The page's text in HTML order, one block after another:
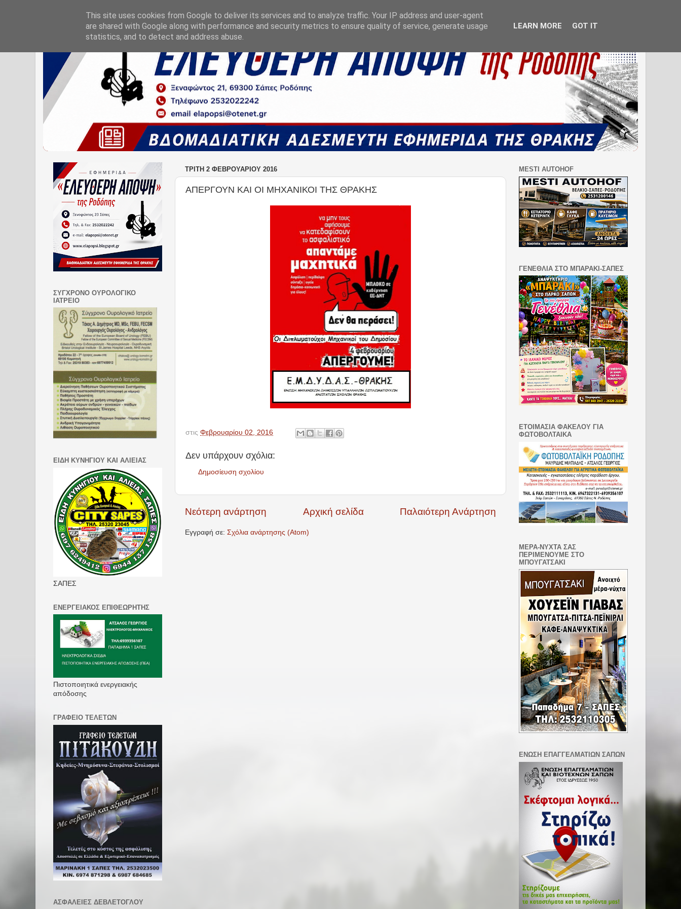
ΤΡΊΤΗ 2 ΦΕΒΡΟΥΑΡΊΟΥ 2016
ΑΠΕΡΓΟΥΝ ΚΑΙ ΟΙ ΜΗΧΑΝΙΚΟΙ ΤΗΣ ΘΡΑΚΗΣ
στις Φεβρουαρίου 02, 2016
Δεν υπάρχουν σχόλια:
Δημοσίευση σχολίου
Νεότερη ανάρτηση Παλαιότερη Ανάρτηση
Αρχική σελίδα
Εγγραφή σε: Σχόλια ανάρτησης (Atom)
ΣΥΓΧΡΟΝΟ ΟΥΡΟΛΟΓΙΚΟ
ΙΑΤΡΕΙΟ
ΕΙΔΗ ΚΥΝΗΓΙΟΥ ΚΑΙ ΑΛΙΕΙΑΣ
ΣΑΠΕΣ
ΕΝΕΡΓΕΙΑΚΟΣ ΕΠΙΘΕΩΡΗΤΗΣ
Πιστοποιητικά ενεργειακής
απόδοσης
ΓΡΑΦΕΙΟ ΤΕΛΕΤΩΝ
ΑΣΦΑΛΕΙΕΣ ΔΕΒΛΕΤΟΓΛΟΥ
MESTI AUTOHOF
ΓΕΝΕΘΛΙΑ ΣΤΟ ΜΠΑΡΑΚΙ-ΣΑΠΕΣ
ΕΤΟΙΜΑΣΙΑ ΦΑΚΕΛΟΥ ΓΙΑ
ΦΩΤΟΒΟΛΤΑΙΚΑ
ΜΕΡΑ-ΝΥΧΤΑ ΣΑΣ
ΠΕΡΙΜΕΝΟΥΜΕ ΣΤΟ
ΜΠΟΥΓΑΤΣΑΚΙ
ΕΝΩΣΗ ΕΠΑΓΓΕΛΜΑΤΙΩΝ ΣΑΠΩΝ
This site uses cookies from Google to deliver its services and to analyze traffic. Your IP address and user-agent
are shared with Google along with performance and security metrics to ensure quality of service, generate usage
statistics, and to detect and address abuse.
LEARN MORE GOT IT